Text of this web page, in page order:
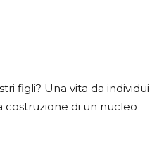
figli? Una vita da individui
costruzione di un nucleo